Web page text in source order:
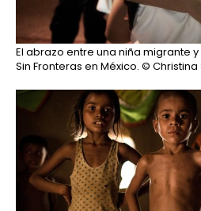
El abrazo entre una niña migrante
Sin Fronteras en México. © Christina